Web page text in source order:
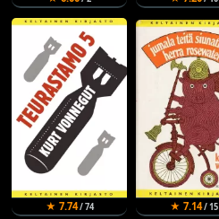
★ 7.74/ 74 ★ 7.14/ 15